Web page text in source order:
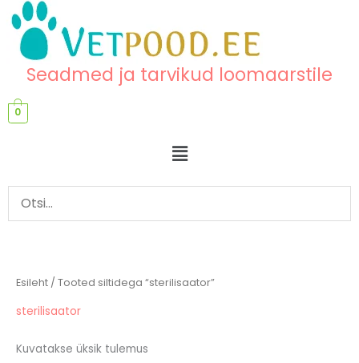
content
content
Seadmed ja tarvikud loomaarstile
0
Menu
Esileht / Tooted siltidega “sterilisaator”
sterilisaator
Kuvatakse üksik tulemus